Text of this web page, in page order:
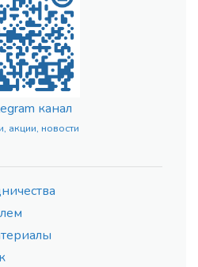
канал
акции, новости